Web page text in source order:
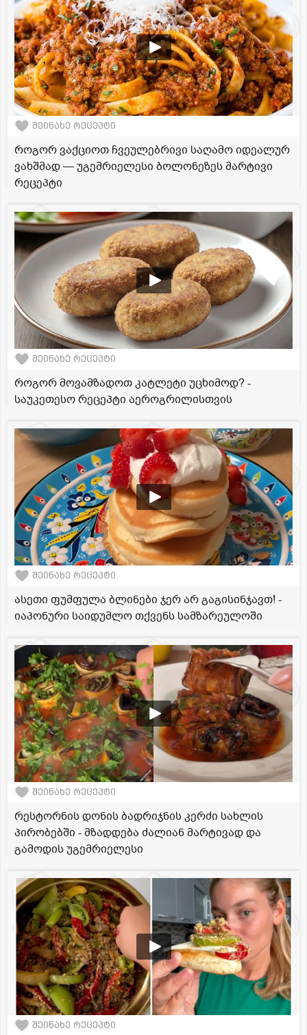
შეინახე რეცეპტი
როგორ ვაქციოთ ჩვეულებრივი საღამო იდეალურ
ვახშმად — უგემრიელესი ბოლონეზეს მარტივი
რეცეპტი
შეინახე რეცეპტი
როგორ მოვამზადოთ კატლეტი უცხიმოდ? -
საუკეთესო რეცეპტი აეროგრილისთვის
შეინახე რეცეპტი
ასეთი ფუმფულა ბლინები ჯერ არ გაგისინჯავთ! -
იაპონური საიდუმლო თქვენს სამზარეულოში
შეინახე რეცეპტი
რესტორნის დონის ბადრიჯნის კერძი სახლის
პირობებში - მზადდება ძალიან მარტივად და
გამოდის უგემრიელესი
შეინახე რეცეპტი